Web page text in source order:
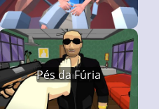
Pés da Fúria